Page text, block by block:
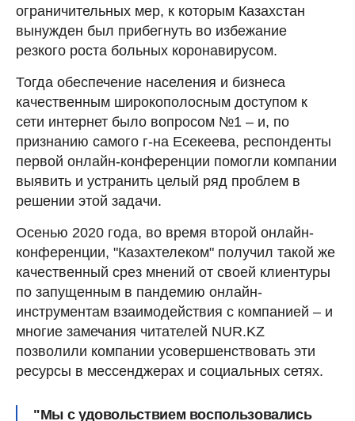
ограничительных мер, к которым Казахстан
вынужден был прибегнуть во избежание
резкого роста больных коронавирусом.
Тогда обеспечение населения и бизнеса
качественным широкополосным доступом к
сети интернет было вопросом №1 – и, по
признанию самого г-на Есекеева, респонденты
первой онлайн-конференции помогли компании
выявить и устранить целый ряд проблем в
решении этой задачи.
Осенью 2020 года, во время второй онлайн-
конференции, "Казахтелеком" получил такой же
качественный срез мнений от своей клиентуры
по запущенным в пандемию онлайн-
инструментам взаимодействия с компанией – и
многие замечания читателей NUR.KZ
позволили компании усовершенствовать эти
ресурсы в мессенджерах и социальных сетях.
"Мы с удовольствием воспользовались